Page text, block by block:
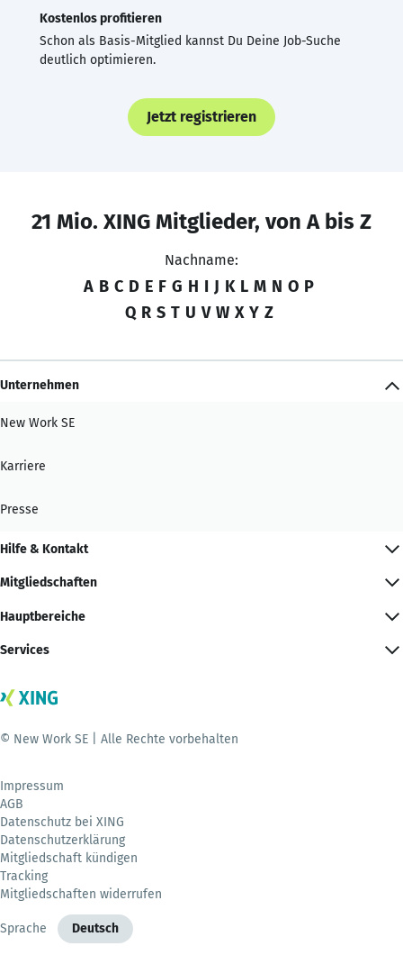
Kostenlos profitieren
Schon als Basis-Mitglied kannst Du Deine Job-Suche
deutlich optimieren.
Jetzt registrieren
21 Mio. XING Mitglieder, von A bis Z
Nachname:
A B C D E F G H I J K L M N O P
Q R S T U V W X Y Z
Unternehmen
New Work SE
Karriere
Presse
Hilfe & Kontakt
Mitgliedschaften
Hauptbereiche
Services
© New Work SE | Alle Rechte vorbehalten
Impressum
AGB
Datenschutz bei XING
Datenschutzerklärung
Mitgliedschaft kündigen
Tracking
Mitgliedschaften widerrufen
Sprache Deutsch